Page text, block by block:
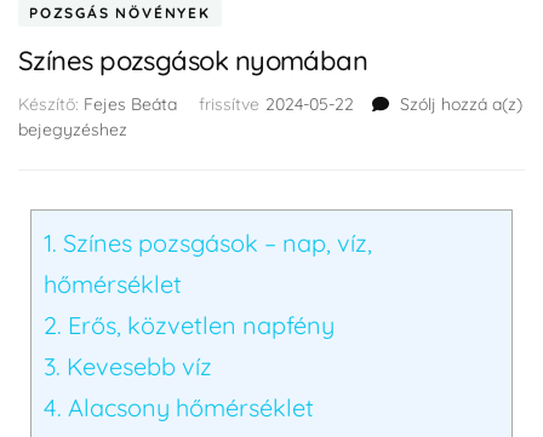
POZSGÁS NÖVÉNYEK
Színes pozsgások nyomában
Készítő: Fejes Beáta frissítve 2024-05-22
Szólj hozzá a(z)
bejegyzéshez
1. Színes pozsgások – nap, víz,
hőmérséklet
2. Erős, közvetlen napfény
3. Kevesebb víz
4. Alacsony hőmérséklet